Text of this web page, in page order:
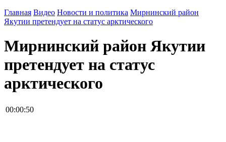
Главная Видео Новости и политика Мирнинский район
Якутии претендует на статус арктического
Мирнинский район Якутии
претендует на статус
арктического
00:00:50